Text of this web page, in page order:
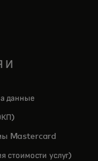
И
данные
Mastercard
стоимости услуг)